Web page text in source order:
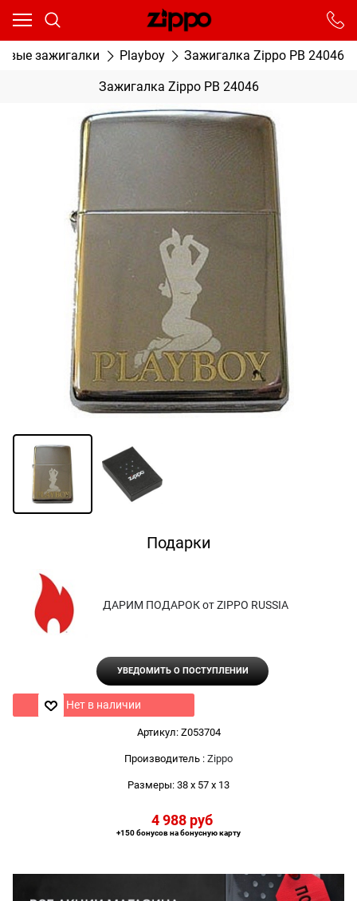
зажигалки Playboy Зажигалка Zippo PB 24046
Зажигалка Zippo PB 24046
Подарки
ДАРИМ ПОДАРОК от ZIPPO RUSSIA
УВЕДОМИТЬ О ПОСТУПЛЕНИИ
Нет в наличии
Артикул: Z053704
Производитель : Zippo
Размеры: 38 x 57 x 13
4 988 руб
+150 бонусов на бонусную карту
Ваш город - Москва,
От выбранного города зависят сроки доставки